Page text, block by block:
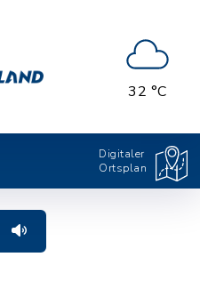
32 °C
Digitaler
Ortsplan